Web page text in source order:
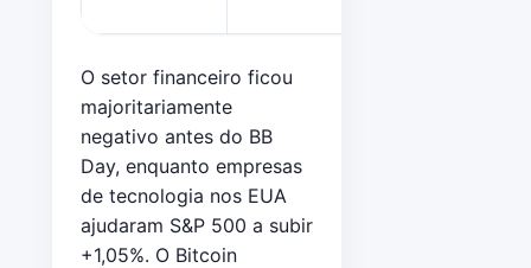
O setor financeiro ficou
majoritariamente
negativo antes do BB
Day, enquanto empresas
de tecnologia nos EUA
ajudaram S&P 500 a subir
+1,05%. O Bitcoin